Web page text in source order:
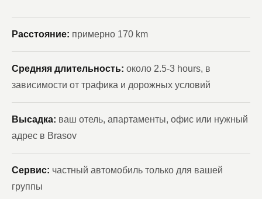
Расстояние: примерно 170 km
Средняя длительность: около 2.5-3 hours, в
зависимости от трафика и дорожных условий
Высадка: ваш отель, апартаменты, офис или нужный
адрес в Brasov
Сервис: частный автомобиль только для вашей
группы